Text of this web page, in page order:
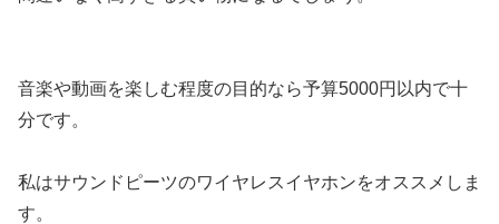
音楽や動画を楽しむ程度の目的なら予算5000円以内で十
分です。
私はサウンドピーツのワイヤレスイヤホンをオススメしま
す。